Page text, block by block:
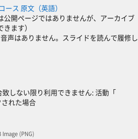
ース 原文（英語）
公開ページではありませんが、アーカイブ
ます）
声はありません。スライドを読んで履修し
ック
しない限り利用できません: 活動「
れた場合
Image (PNG)